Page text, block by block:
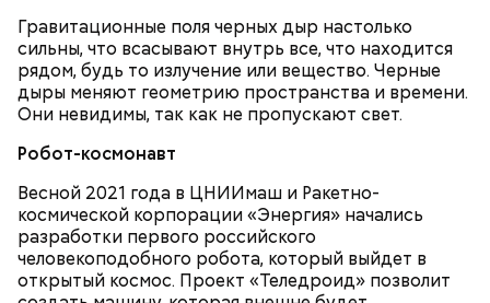
Гравитационные поля черных дыр настолько
сильны, что всасывают внутрь все, что находится
рядом, будь то излучение или вещество. Черные
дыры меняют геометрию пространства и времени.
Они невидимы, так как не пропускают свет.
Робот-космонавт
Весной 2021 года в ЦНИИмаш и Ракетно-
космической корпорации «Энергия» начались
разработки первого российского
человекоподобного робота, который выйдет в
открытый космос. Проект «Теледроид» позволит
Также «Вечерняя Москва» узнала у экспертов,
человеку, в которого ударила молния.
— А если что-то строить, то так, чтобы оно не
взрывалось и не горело, — говорит он.